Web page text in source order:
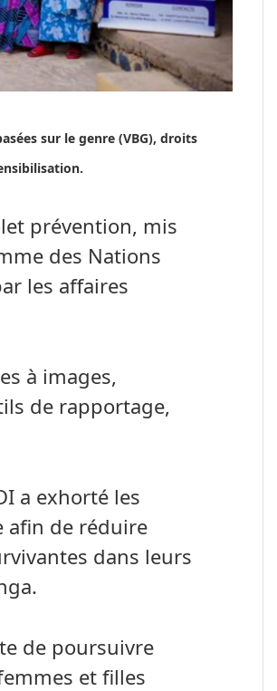
sur le genre (VBG), droits
prévention, mis
des Nations
les affaires
à images,
de rapportage,
a exhorté les
afin de réduire
dans leurs
de poursuivre
et filles